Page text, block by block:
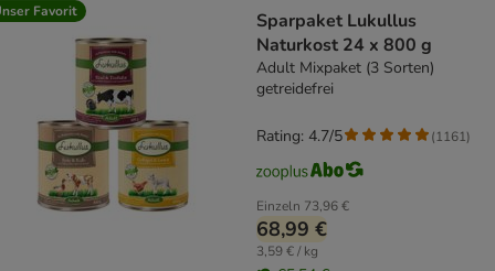
Favorit
Sparpaket Lukullus
Naturkost 24 x 800 g
Adult Mixpaket (3 Sorten)
getreidefrei
Einzeln 73,96 €
68,99 €
3,59 € / kg
Rating: 4.7/5 (1161)